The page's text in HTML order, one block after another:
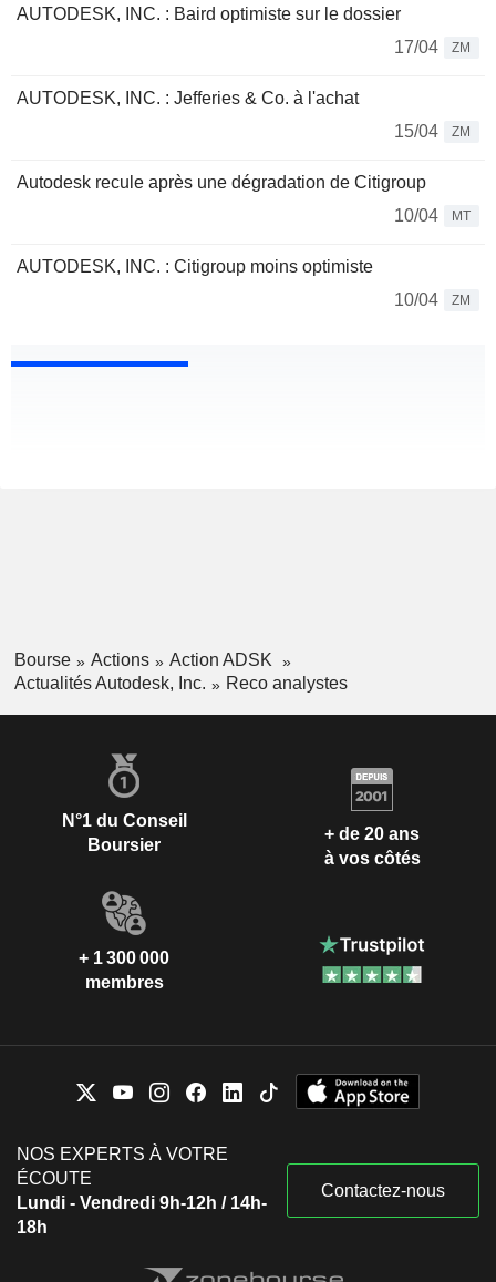
AUTODESK, INC. : Baird optimiste sur le dossier
17/04
ZM
AUTODESK, INC. : Jefferies & Co. à l'achat
15/04
ZM
Autodesk recule après une dégradation de Citigroup
10/04
MT
AUTODESK, INC. : Citigroup moins optimiste
10/04
ZM
Bourse Actions
Action ADSK
Actualités Autodesk, Inc.
Reco analystes
N°1 du Conseil
Boursier
+ de 20 ans
à vos côtés
+ 1 300 000
membres
NOS EXPERTS À VOTRE
ÉCOUTE
Lundi - Vendredi 9h-12h / 14h-
18h
Contactez-nous